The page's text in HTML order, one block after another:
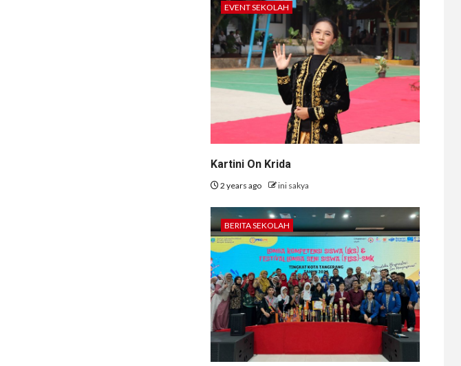
EVENT SEKOLAH
Kartini On Krida
2 years ago ini sakya
BERITA SEKOLAH